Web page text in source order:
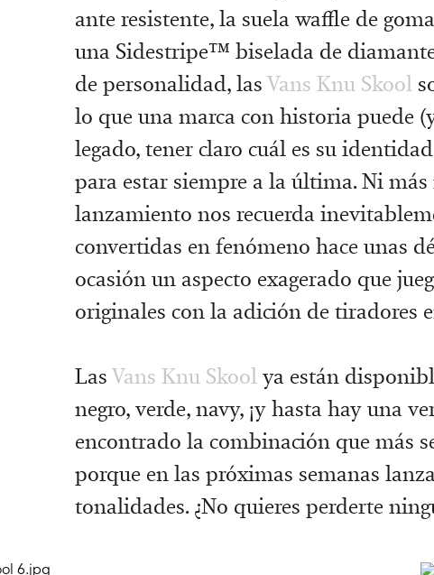
ante resistente, la suela waffle de
una Sidestripe™ biselada de
de personalidad, las Vans Knu Skool
lo que una marca con historia puede
legado, tener claro cuál es su
para estar siempre a la última. Ni
lanzamiento nos recuerda
convertidas en fenómeno hace unas
ocasión un aspecto exagerado que
originales con la adición de tiradores
Las Vans Knu Skoolya están
negro, verde, navy, ¡y hasta hay una
encontrado la combinación que más
porque en las próximas semanas
tonalidades. ¿No quieres perderte